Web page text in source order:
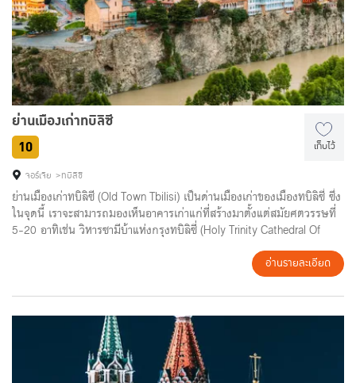
เก็บไว้
ย่านเมืองเก่าทบิลิซี
10
จอร์เจีย ทบิลิซี
ย่านเมืองเก่าทบิลิซี (Old Town Tbilisi) เป็นด่านเมืองเก่าของเมืองทบิลิซี่ ซึ่ง
ในจุดนี้ เราจะสามารถมองเห็นอาคารเก่าแก่ที่สร้างมาตั้งแต่สมัยศตวรรษที่
5-20 อาทิเช่น วิหารซามีบ้าแห่งกรุงทบิลิซี่ (Holy Trinity Cathedral Of
Tbilisi) สะพานแห่งสันติภาพ (The Bridge of Peace) โบสถ์เมเตฆี (Metekhi
Church) และโบสถ์เก่าแก่อายุราว 800 ปี แต่ตึกรามบ้านช่องที่สร้างมาก่อ
นคริสศตวรรษที่ 19 ส่วนใหญ่ถูกทำลายไปจนหมด จากการรุกรานของชาว
เปอร์เซียในปี ค.ศ.1795
อ่านรายละเอียด